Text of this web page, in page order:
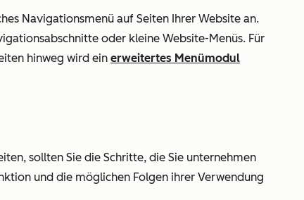
Navigationsmenü auf Seiten Ihrer Website an.
oder kleine Website-Menüs. Für
hinweg wird ein erweitertes Menümodul
sollten Sie die Schritte, die Sie unternehmen
und die möglichen Folgen ihrer Verwendung